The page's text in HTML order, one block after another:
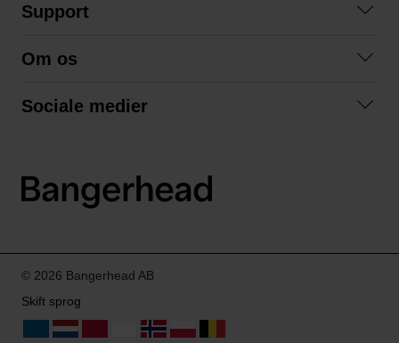
Support
Betingelser
Om os
Sociale medier
LinkedIn
© 2026 Bangerhead AB
Skift sprog